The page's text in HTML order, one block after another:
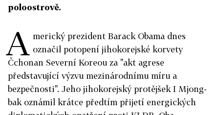
poloostrově.
A merický prezident Barack Obama dnes
označil potopení jihokorejské korvety
Čchonan Severní Koreou za "akt agrese
představující výzvu mezinárodnímu míru a
bezpečnosti". Jeho jihokorejský protějšek I Mjong-
bak oznámil krátce předtím přijetí energických